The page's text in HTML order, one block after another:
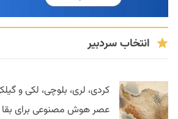
انتخاب سردبیر
کردی، لری، بلوچی، لکی و
عصر هوش مصنوعی برای بقا